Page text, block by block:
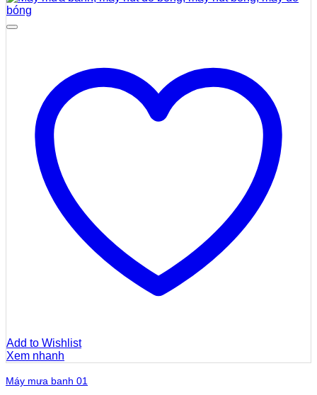
Add to Wishlist
Xem nhanh
Máy mưa banh 01